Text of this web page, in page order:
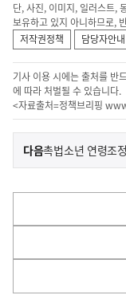
단, 사진, 이미지, 일러스트,
보유하고 있지 아니하므로,
저작권정책
담당자안내
기사 이용 시에는 출처를 반
에 따라 처벌될 수 있습니다.
<자료출처=정책브리핑
이
전
다
음
다음기
사